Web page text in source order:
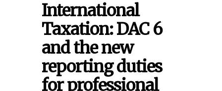
International
Taxation: DAC 6
and the new
reporting duties
for professional